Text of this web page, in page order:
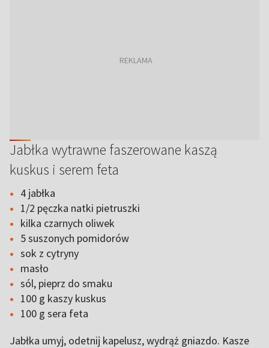
Jabłka wytrawne faszerowane kaszą
kuskus i serem feta
4 jabłka
1/2 pęczka natki pietruszki
kilka czarnych oliwek
5 suszonych pomidorów
sok z cytryny
masło
sól, pieprz do smaku
100 g kaszy kuskus
100 g sera feta
Jabłka umyj, odetnij kapelusz, wydrąż gniazdo. Kasze